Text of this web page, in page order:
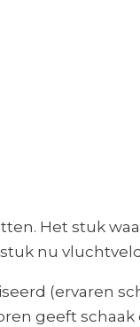
Het stuk
nu
(ervaren
geeft schaak